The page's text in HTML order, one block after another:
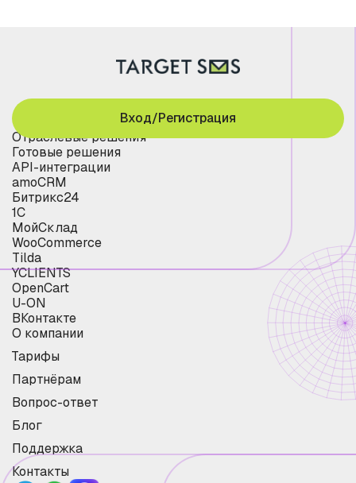
Отраслевые решения
Готовые решения
API-интеграции
amoCRM
Битрикс24
1С
МойСклад
WooCommerce
Tilda
YCLIENTS
OpenCart
U-ON
ВКонтакте
О компании
Тарифы
Партнёрам
Вопрос-ответ
Блог
Поддержка
Контакты
Вход/Регистрация